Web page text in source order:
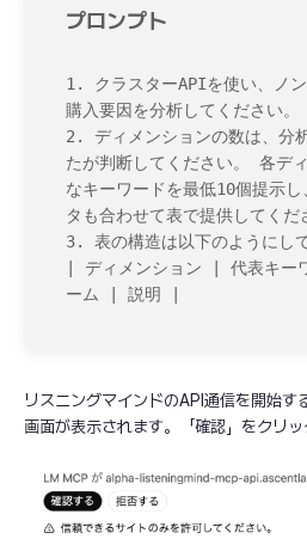
プロンプト
1. クラスターAPIを使い、ノ
購入要因を分析してください。
2. ディメンションの数は、分
たが判断してください。 各デ
なキーワードを最低10個提示
タも合わせて表で提供してくだ
3. 表の構造は以下のようにし
| ディメンション | 代表キー
ーム | 説明 |
リスニングマインドのAPI通信を開始す
画面が表示されます。「確認」をクリッ